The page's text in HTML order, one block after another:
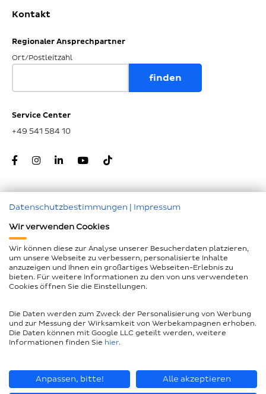
Kontakt
Regionaler Ansprechpartner
Ort/Postleitzahl
Service Center
+49 541 584 10
Nachunternehmer
Impressum
Geschlechtergerechte Sprache
Barrierefreiheitserklärung
Compliance
Seitenübersicht
Datenschutzbestimmungen | Impressum
Wir verwenden Cookies
Wir können diese zur Analyse unserer Besucherdaten platzieren,
um unsere Webseite zu verbessern, personalisierte Inhalte
anzuzeigen und Ihnen ein großartiges Webseiten-Erlebnis zu
bieten. Für weitere Informationen zu den von uns verwendeten
Cookies öffnen Sie die Einstellungen.
Die Daten werden zum Zweck der Personalisierung von Werbung
und zur Messung der Wirksamkeit von Werbekampagnen erhoben.
Die Daten können mit Google LLC geteilt werden, weitere
Informationen finden Sie hier.
Anpassen, bitte! Alle akzeptieren